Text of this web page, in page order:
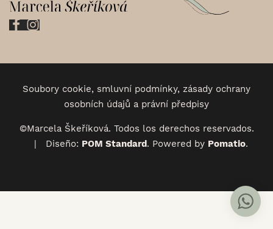
Soubory cookie, smluvní podmínky, zásady ochrany
osobních údajů a právní předpisy
©Marcela Škeříková. Todos los derechos reservados.
| Diseño: POM Standard. Powered by Pomatio.